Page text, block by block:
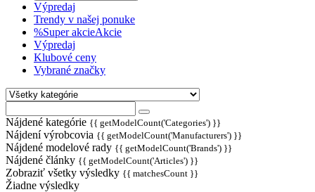
Výpredaj
Trendy v našej ponuke
%Super akcieAkcie
Výpredaj
Klubové ceny
Vybrané značky
Nájdené kategórie {{ getModelCount('Categories') }}
Nájdení výrobcovia {{ getModelCount('Manufacturers') }}
Nájdené modelové rady {{ getModelCount('Brands') }}
Nájdené články {{ getModelCount('Articles') }}
Zobraziť všetky výsledky {{ matchesCount }}
Žiadne výsledky